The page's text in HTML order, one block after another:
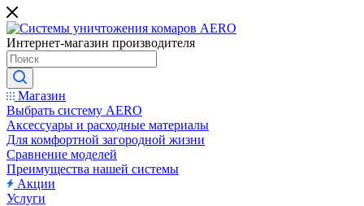
Интернет-магазин производителя
Магазин
Выбрать систему AERO
Аксессуары и расходные материалы
Для комфортной загородной жизни
Сравнение моделей
Преимущества нашей системы
Акции
Услуги